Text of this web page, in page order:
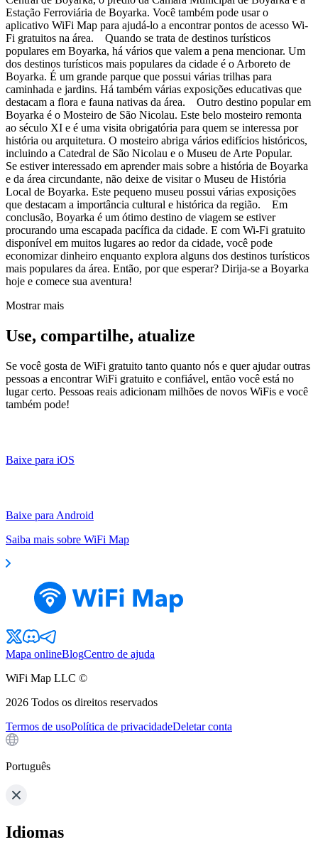
Estação Ferroviária de Boyarka. Você também pode usar o
aplicativo WiFi Map para ajudá-lo a encontrar pontos de acesso Wi-
Fi gratuitos na área. Quando se trata de destinos turísticos
populares em Boyarka, há vários que valem a pena mencionar. Um
dos destinos turísticos mais populares da cidade é o Arboreto de
Boyarka. É um grande parque que possui várias trilhas para
caminhada e jardins. Há também várias exposições educativas que
destacam a flora e fauna nativas da área. Outro destino popular em
Boyarka é o Mosteiro de São Nicolau. Este belo mosteiro remonta
ao século XI e é uma visita obrigatória para quem se interessa por
história ou arquitetura. O mosteiro abriga vários edifícios históricos,
incluindo a Catedral de São Nicolau e o Museu de Arte Popular.
Se estiver interessado em aprender mais sobre a história de Boyarka
e da área circundante, não deixe de visitar o Museu de História
Local de Boyarka. Este pequeno museu possui várias exposições
que destacam a importância cultural e histórica da região. Em
conclusão, Boyarka é um ótimo destino de viagem se estiver
procurando uma escapada pacífica da cidade. E com Wi-Fi gratuito
disponível em muitos lugares ao redor da cidade, você pode
economizar dinheiro enquanto explora alguns dos destinos turísticos
mais populares da área. Então, por que esperar? Dirija-se a Boyarka
hoje e comece sua aventura!
Mostrar mais
Use, compartilhe, atualize
Se você gosta de WiFi gratuito tanto quanto nós e quer ajudar outras
pessoas a encontrar WiFi gratuito e confiável, então você está no
lugar certo. Pessoas reais adicionam milhões de novos WiFis e você
também pode!
Baixe para iOS
Baixe para Android
Saiba mais sobre WiFi Map
Mapa onlineBlogCentro de ajuda
WiFi Map LLC ©
2026 Todos os direitos reservados
Termos de usoPolítica de privacidadeDeletar conta
Português
Idiomas